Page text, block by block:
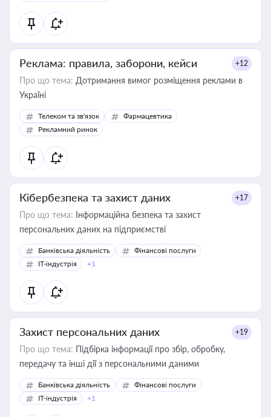
Реклама: правила, заборони, кейси +12
Про що тема: Дотримання вимог розміщення реклами в
Україні
Телеком та зв'язок
Фармацевтика
Рекламний ринок
Кібербезпека та захист даних +17
Про що тема: Інформаційна безпека та захист
персональних даних на підприємстві
Банківська діяльність
Фінансові послуги
IT-індустрія
+1
Захист персональних даних +19
Про що тема: Підбірка інформації про збір, обробку,
передачу та інші дії з персональними даними
Банківська діяльність
Фінансові послуги
IT-індустрія
+1